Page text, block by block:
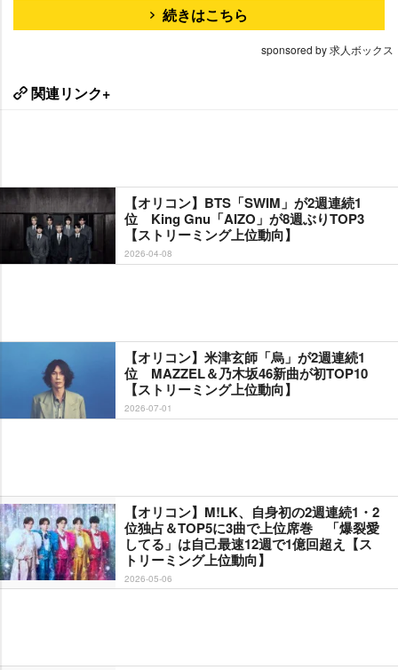
続きはこちら
sponsored by 求人ボックス
関連リンク+
【オリコン】BTS「SWIM」が2週連続1
位 King Gnu「AIZO」が8週ぶりTOP3
【ストリーミング上位動向】
2026-04-08
【オリコン】米津玄師「烏」が2週連続1
位 MAZZEL＆乃木坂46新曲が初TOP10
【ストリーミング上位動向】
2026-07-01
【オリコン】M!LK、自身初の2週連続1・2
位独占＆TOP5に3曲で上位席巻 「爆裂愛
してる」は自己最速12週で1億回超え【ス
トリーミング上位動向】
2026-05-06